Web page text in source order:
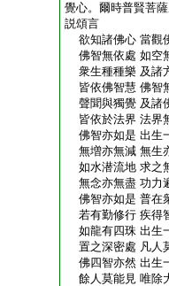
覺心。爾時普賢菩
説頌言
欲知諸佛心 當觀
佛智無依處 如空
衆生種種樂 及諸
皆依佛智慧 佛智
聲聞與獨覺 及諸
皆依於法界 法界
佛智亦如是 出生
無増亦無減 無生
如水潜流地 求之
無念亦無盡 功力
佛智亦如是 普在
若有勤修行 疾得
如龍有四珠 出生
置之深密處 凡人
佛四智亦然 出生
餘人莫能見 唯除